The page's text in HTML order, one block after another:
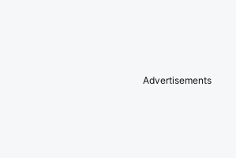
Advertisements